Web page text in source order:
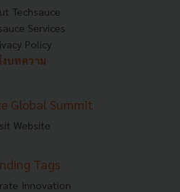
Techsauce
Services
Policy
งบทความ
Global Summit
Website
Tags
Innovation